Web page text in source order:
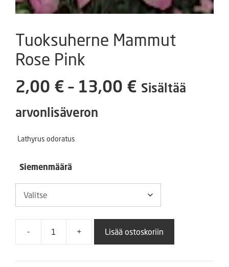
Tuoksuherne Mammut
Rose Pink
2,00 € – 13,00 € Sisältää
arvonlisäveron
Lathyrus odoratus
Siemenmäärä
-
Tuoksuherne
Rose
+ Lisää ostoskoriin